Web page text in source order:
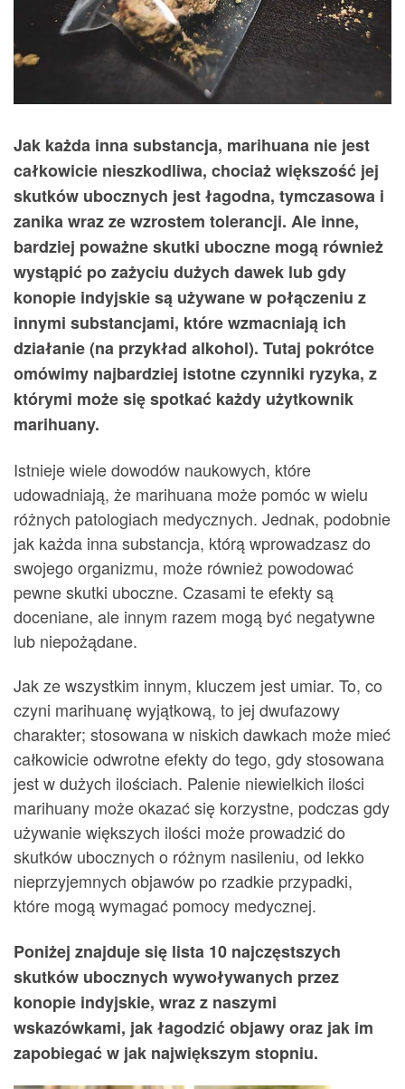
Jak każda inna substancja, marihuana nie jest
całkowicie nieszkodliwa, chociaż większość jej
skutków ubocznych jest łagodna, tymczasowa i
zanika wraz ze wzrostem tolerancji. Ale inne,
bardziej poważne skutki uboczne mogą również
wystąpić po zażyciu dużych dawek lub gdy
konopie indyjskie są używane w połączeniu z
innymi substancjami, które wzmacniają ich
działanie (na przykład alkohol). Tutaj pokrótce
omówimy najbardziej istotne czynniki ryzyka, z
którymi może się spotkać każdy użytkownik
marihuany.
Istnieje wiele dowodów naukowych, które
udowadniają, że marihuana może pomóc w wielu
różnych patologiach medycznych. Jednak, podobnie
jak każda inna substancja, którą wprowadzasz do
swojego organizmu, może również powodować
pewne skutki uboczne. Czasami te efekty są
doceniane, ale innym razem mogą być negatywne
lub niepożądane.
Jak ze wszystkim innym, kluczem jest umiar. To, co
czyni marihuanę wyjątkową, to jej dwufazowy
charakter; stosowana w niskich dawkach może mieć
całkowicie odwrotne efekty do tego, gdy stosowana
jest w dużych ilościach. Palenie niewielkich ilości
marihuany może okazać się korzystne, podczas gdy
używanie większych ilości może prowadzić do
skutków ubocznych o różnym nasileniu, od lekko
nieprzyjemnych objawów po rzadkie przypadki,
które mogą wymagać pomocy medycznej.
Poniżej znajduje się lista 10 najczęstszych
skutków ubocznych wywoływanych przez
konopie indyjskie, wraz z naszymi
wskazówkami, jak łagodzić objawy oraz jak im
zapobiegać w jak największym stopniu.